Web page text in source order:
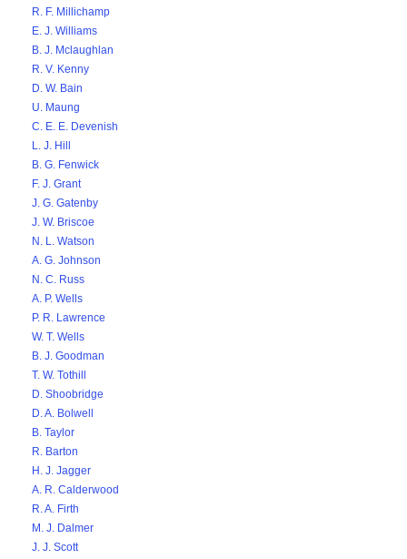
R. F. Millichamp
E. J. Williams
B. J. Mclaughlan
R. V. Kenny
D. W. Bain
U. Maung
C. E. E. Devenish
L. J. Hill
B. G. Fenwick
F. J. Grant
J. G. Gatenby
J. W. Briscoe
N. L. Watson
A. G. Johnson
N. C. Russ
A. P. Wells
P. R. Lawrence
W. T. Wells
B. J. Goodman
T. W. Tothill
D. Shoobridge
D. A. Bolwell
B. Taylor
R. Barton
H. J. Jagger
A. R. Calderwood
R. A. Firth
M. J. Dalmer
J. J. Scott